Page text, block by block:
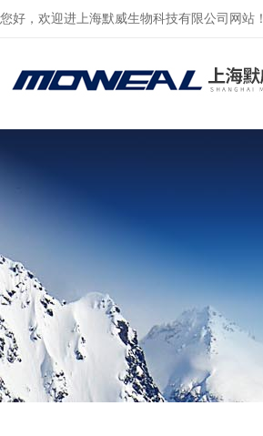
您好，欢迎进上海默威生物科技有限公司网站！